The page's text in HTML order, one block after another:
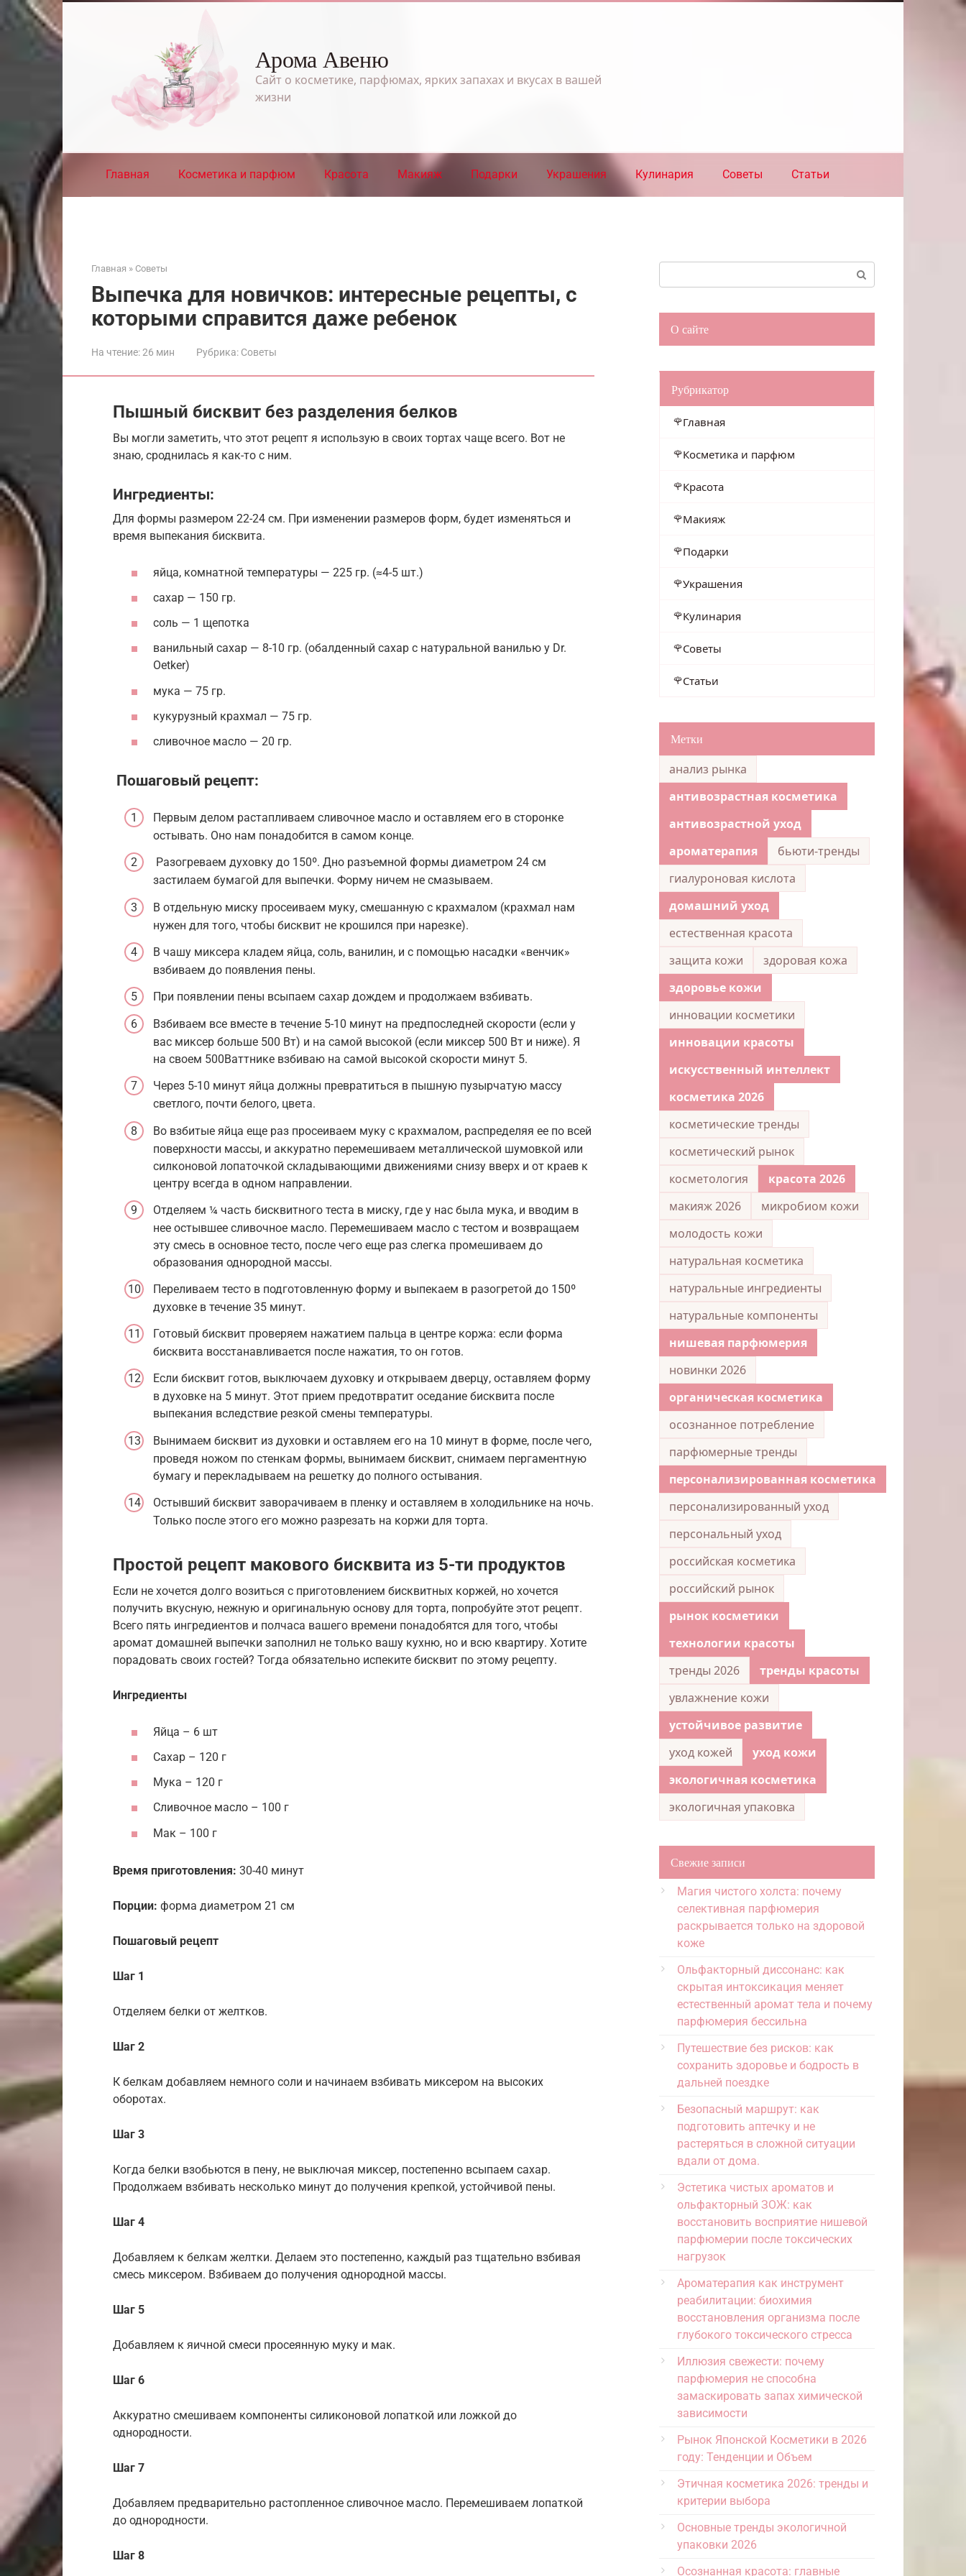
Перейти
к
контенту
Арома Авеню
Сайт о косметике, парфюмах, ярких запахах и вкусах в вашей
жизни
Главная Косметика и парфюм Красота Макияж Подарки Украшения Кулинария Советы Статьи
Главная » Советы
Выпечка для новичков: интересные рецепты, с
которыми справится даже ребенок
На чтение:26 мин Рубрика: Советы
Пышный бисквит без разделения белков
Вы могли заметить, что этот рецепт я использую в своих тортах чаще всего. Вот не
знаю, сроднилась я как-то с ним.
Ингредиенты:
Для формы размером 22-24 см. При изменении размеров форм, будет изменяться и
время выпекания бисквита.
яйца, комнатной температуры — 225 гр. (≈4-5 шт.)
сахар — 150 гр.
соль — 1 щепотка
ванильный сахар — 8-10 гр. (обалденный сахар с натуральной ванилью у Dr.
Oetker)
мука — 75 гр.
кукурузный крахмал — 75 гр.
сливочное масло — 20 гр.
Пошаговый рецепт:
Первым делом растапливаем сливочное масло и оставляем его в сторонке
остывать. Оно нам понадобится в самом конце.
Разогреваем духовку до 150º. Дно разъемной формы диаметром 24 см
застилаем бумагой для выпечки. Форму ничем не смазываем.
В отдельную миску просеиваем муку, смешанную с крахмалом (крахмал нам
нужен для того, чтобы бисквит не крошился при нарезке).
В чашу миксера кладем яйца, соль, ванилин, и с помощью насадки «венчик»
взбиваем до появления пены.
При появлении пены всыпаем сахар дождем и продолжаем взбивать.
Взбиваем все вместе в течение 5-10 минут на предпоследней скорости (если у
вас миксер больше 500 Вт) и на самой высокой (если миксер 500 Вт и ниже). Я
на своем 500Ваттнике взбиваю на самой высокой скорости минут 5.
Через 5-10 минут яйца должны превратиться в пышную пузырчатую массу
светлого, почти белого, цвета.
Во взбитые яйца еще раз просеиваем муку с крахмалом, распределяя ее по всей
поверхности массы, и аккуратно перемешиваем металлической шумовкой или
силконовой лопаточкой складывающими движениями снизу вверх и от краев к
центру всегда в одном направлении.
Отделяем ¼ часть бисквитного теста в миску, где у нас была мука, и вводим в
нее остывшее сливочное масло. Перемешиваем масло с тестом и возвращаем
эту смесь в основное тесто, после чего еще раз слегка промешиваем до
образования однородной массы.
Переливаем тесто в подготовленную форму и выпекаем в разогретой до 150º
духовке в течение 35 минут.
Готовый бисквит проверяем нажатием пальца в центре коржа: если форма
бисквита восстанавливается после нажатия, то он готов.
Если бисквит готов, выключаем духовку и открываем дверцу, оставляем форму
в духовке на 5 минут. Этот прием предотвратит оседание бисквита после
выпекания вследствие резкой смены температуры.
Вынимаем бисквит из духовки и оставляем его на 10 минут в форме, после чего,
проведя ножом по стенкам формы, вынимаем бисквит, снимаем пергаментную
бумагу и перекладываем на решетку до полного остывания.
Остывший бисквит заворачиваем в пленку и оставляем в холодильнике на ночь.
Только после этого его можно разрезать на коржи для торта.
Простой рецепт макового бисквита из 5-ти продуктов
Если не хочется долго возиться с приготовлением бисквитных коржей, но хочется
получить вкусную, нежную и оригинальную основу для торта, попробуйте этот рецепт.
Всего пять ингредиентов и полчаса вашего времени понадобятся для того, чтобы
аромат домашней выпечки заполнил не только вашу кухню, но и всю квартиру. Хотите
порадовать своих гостей? Тогда обязательно испеките бисквит по этому рецепту.
Ингредиенты
Яйца – 6 шт
Сахар – 120 г
Мука – 120 г
Сливочное масло – 100 г
Мак – 100 г
Время приготовления: 30-40 минут
Порции: форма диаметром 21 см
Пошаговый рецепт
Шаг 1
Отделяем белки от желтков.
Шаг 2
К белкам добавляем немного соли и начинаем взбивать миксером на высоких
оборотах.
Шаг 3
Когда белки взобьются в пену, не выключая миксер, постепенно всыпаем сахар.
Продолжаем взбивать несколько минут до получения крепкой, устойчивой пены.
Шаг 4
Добавляем к белкам желтки. Делаем это постепенно, каждый раз тщательно взбивая
смесь миксером. Взбиваем до получения однородной массы.
Шаг 5
Добавляем к яичной смеси просеянную муку и мак.
Шаг 6
Аккуратно смешиваем компоненты силиконовой лопаткой или ложкой до
однородности.
Шаг 7
Добавляем предварительно растопленное сливочное масло. Перемешиваем лопаткой
до однородности.
Шаг 8
О сайте
Рубрикатор
Главная
Косметика и парфюм
Красота
Макияж
Подарки
Украшения
Кулинария
Советы
Статьи
Метки
анализ рынка
антивозрастная косметика
антивозрастной уход
ароматерапия
бьюти-тренды
гиалуроновая кислота
домашний уход
естественная красота
защита кожи
здоровая кожа
здоровье кожи
инновации косметики
инновации красоты
искусственный интеллект
косметика 2026
косметические тренды
косметический рынок
косметология
красота 2026
макияж 2026
микробиом кожи
молодость кожи
натуральная косметика
натуральные ингредиенты
натуральные компоненты
нишевая парфюмерия
новинки 2026
органическая косметика
осознанное потребление
парфюмерные тренды
персонализированная косметика
персонализированный уход
персональный уход
российская косметика
российский рынок
рынок косметики
технологии красоты
тренды 2026
тренды красоты
увлажнение кожи
устойчивое развитие
уход кожей
уход кожи
экологичная косметика
экологичная упаковка
Свежие записи
Магия чистого холста: почему
селективная парфюмерия
раскрывается только на здоровой
коже
Ольфакторный диссонанс: как
скрытая интоксикация меняет
естественный аромат тела и почему
парфюмерия бессильна
Путешествие без рисков: как
сохранить здоровье и бодрость в
дальней поездке
Безопасный маршрут: как
подготовить аптечку и не
растеряться в сложной ситуации
вдали от дома.
Эстетика чистых ароматов и
ольфакторный ЗОЖ: как
восстановить восприятие нишевой
парфюмерии после токсических
нагрузок
Ароматерапия как инструмент
реабилитации: биохимия
восстановления организма после
глубокого токсического стресса
Иллюзия свежести: почему
парфюмерия не способна
замаскировать запах химической
зависимости
Рынок Японской Косметики в 2026
году: Тенденции и Объем
Этичная косметика 2026: тренды и
критерии выбора
Основные тренды экологичной
упаковки 2026
Осознанная красота: главные